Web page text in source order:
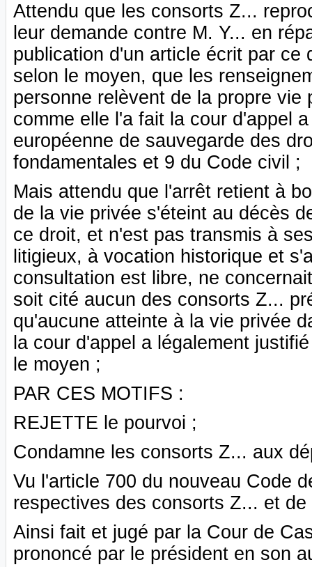
Attendu que les consorts Z...
leur demande contre M. Y... en
publication d'un article écrit par ce
selon le moyen, que les
personne relèvent de la propre
comme elle l'a fait la cour d'appel
européenne de sauvegarde des
fondamentales et 9 du Code civil ;
Mais attendu que l'arrêt retient à
de la vie privée s'éteint au décès
ce droit, et n'est pas transmis à
litigieux, à vocation historique et
consultation est libre, ne
soit cité aucun des consorts Z...
qu'aucune atteinte à la vie privée
la cour d'appel a légalement
le moyen ;
PAR CES MOTIFS :
REJETTE le pourvoi ;
Condamne les consorts Z... aux
Vu l'article 700 du nouveau Code
respectives des consorts Z... et
Ainsi fait et jugé par la Cour de
prononcé par le président en son